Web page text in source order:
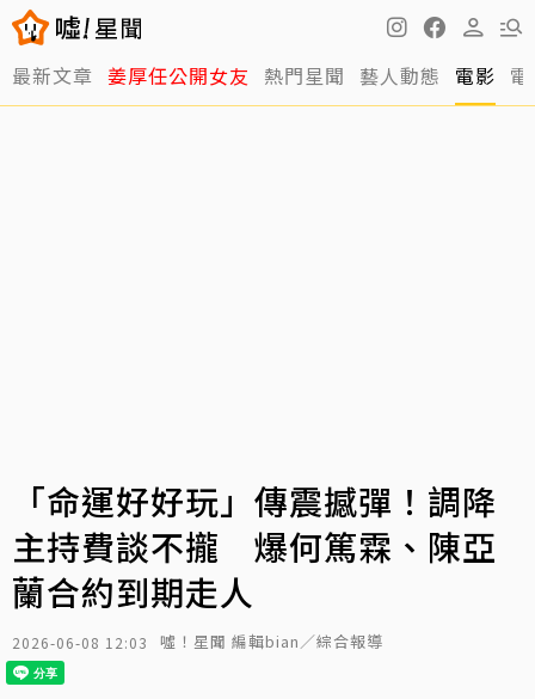
最新文章 姜厚任公開女友 熱門星聞 藝人動態 電影
「命運好好玩」傳震撼彈！調降
主持費談不攏 爆何篤霖、陳亞
蘭合約到期走人
2026-06-08 12:03 噓！星聞 編輯bian／綜合報導